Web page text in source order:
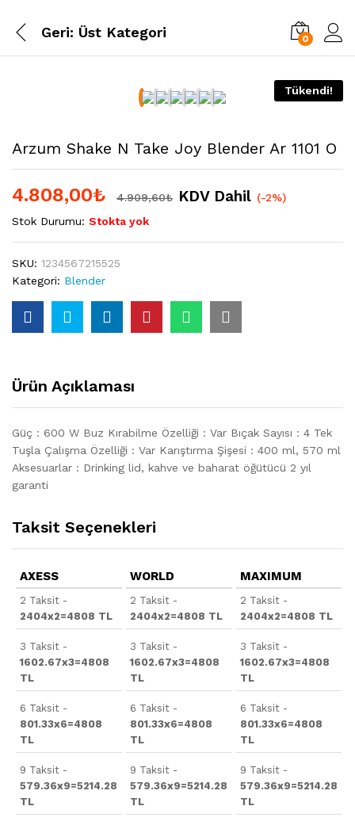
Geri: Üst Kategori 0
Tükendi!
Arzum Shake N Take Joy Blender Ar 1101 O
4.808,00₺ 4.909,60₺ KDV Dahil (-2%)
Stok Durumu: Stokta yok
SKU: 1234567215525
Kategori: Blender
Ürün Açıklaması
Güç : 600 W Buz Kırabilme Özelliği : Var Bıçak Sayısı : 4 Tek
Tuşla Çalışma Özelliği : Var Karıştırma Şişesi : 400 ml, 570 ml
Aksesuarlar : Drinking lid, kahve ve baharat öğütücü 2 yıl
garanti
Taksit Seçenekleri
AXESS
2 Taksit -
2404x2=4808 TL
3 Taksit -
1602.67x3=4808
TL
6 Taksit -
801.33x6=4808
TL
9 Taksit -
579.36x9=5214.28
TL
WORLD
2 Taksit -
2404x2=4808 TL
3 Taksit -
1602.67x3=4808
TL
6 Taksit -
801.33x6=4808
TL
9 Taksit -
579.36x9=5214.28
TL
MAXIMUM
2 Taksit -
2404x2=4808 TL
3 Taksit -
1602.67x3=4808
TL
6 Taksit -
801.33x6=4808
TL
9 Taksit -
579.36x9=5214.28
TL